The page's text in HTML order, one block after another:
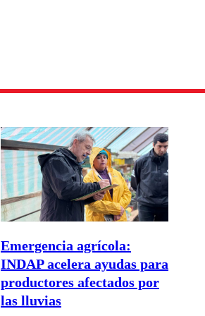
Emergencia agrícola:
INDAP acelera ayudas para
productores afectados por
las lluvias